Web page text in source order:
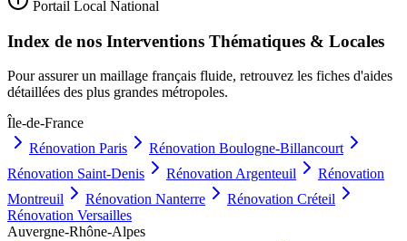
Portail Local National
Index de nos Interventions Thématiques & Locales
Pour assurer un maillage français fluide, retrouvez les fiches d'aides
détaillées des plus grandes métropoles.
Île-de-France
Rénovation Paris Rénovation Boulogne-Billancourt
Rénovation Saint-Denis Rénovation Argenteuil
Rénovation
Montreuil
Rénovation Nanterre Rénovation Créteil
Rénovation Versailles
Auvergne-Rhône-Alpes